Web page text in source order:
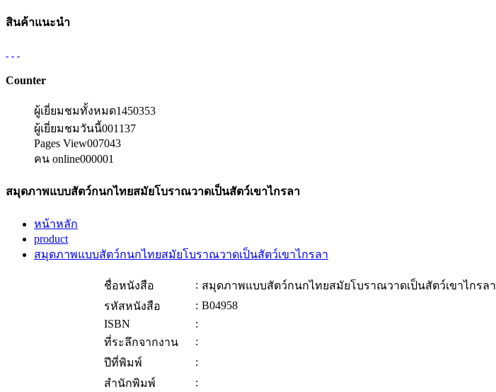
สินค้าแนะนำ
Counter
ผู้เยี่ยมชมทั้งหมด1450353
ผู้เยี่ยมชมวันนี้001137
Pages View007043
คน online000001
สมุดภาพแบบสัตว์กนกไทยสมัยโบราณวาดเป็นสัตว์เขาไกรลา
หน้าหลัก
product
สมุดภาพแบบสัตว์กนกไทยสมัยโบราณวาดเป็นสัตว์เขาไกรลา
ชื่อหนังสือ : สมุดภาพแบบสัตว์กนกไทยสมัยโบราณวาดเป็นสัตว์เขาไกรลา
รหัสหนังสือ
: B04958
ISBN
:
ที่ระลึกจากงาน
:
ปีที่พิมพ์
:
สำนักพิมพ์
: